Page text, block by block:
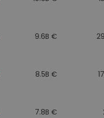
9.6B €
8.5B €
7.8B €